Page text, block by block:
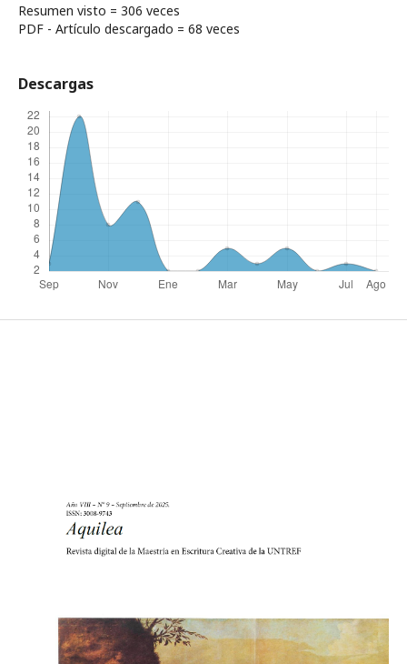
Resumen visto = 306 veces
PDF - Artículo descargado = 68 veces
Descargas